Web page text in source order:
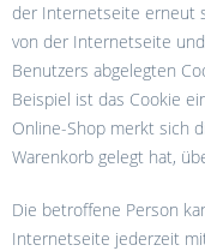
der Internetseite erneut
von der Internetseite
Benutzers abgelegten
Beispiel ist das Cookie
Online-Shop merkt sich
Warenkorb gelegt hat,
Die betroffene Person
Internetseite jederzeit